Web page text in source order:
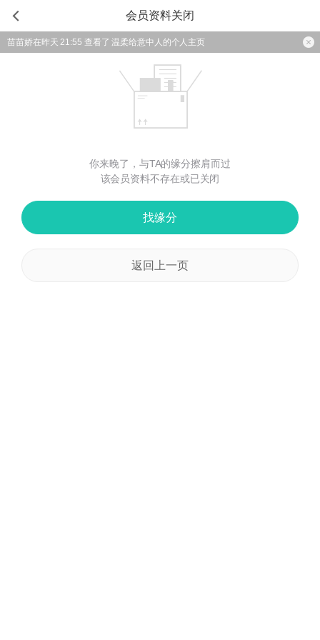
会员资料关闭
你来晚了，与TA的缘分擦肩而过
该会员资料不存在或已关闭
找缘分
返回上一页
苗苗娇在昨天 21:55 查看了 温柔给意中人的个人主页